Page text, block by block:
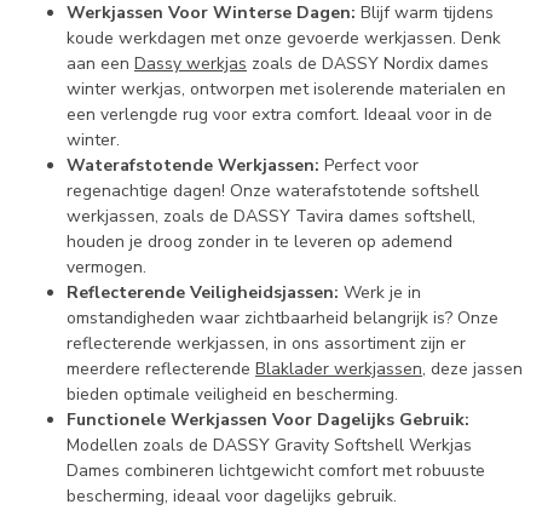
Werkjassen Voor Winterse Dagen: Blijf warm tijdens
koude werkdagen met onze gevoerde werkjassen. Denk
aan een Dassy werkjas zoals de DASSY Nordix dames
winter werkjas, ontworpen met isolerende materialen en
een verlengde rug voor extra comfort. Ideaal voor in de
winter.
Waterafstotende Werkjassen: Perfect voor
regenachtige dagen! Onze waterafstotende softshell
werkjassen, zoals de DASSY Tavira dames softshell,
houden je droog zonder in te leveren op ademend
vermogen.
Reflecterende Veiligheidsjassen: Werk je in
omstandigheden waar zichtbaarheid belangrijk is? Onze
reflecterende werkjassen, in ons assortiment zijn er
meerdere reflecterende Blaklader werkjassen, deze jassen
bieden optimale veiligheid en bescherming.
Functionele Werkjassen Voor Dagelijks Gebruik:
Modellen zoals de DASSY Gravity Softshell Werkjas
Dames combineren lichtgewicht comfort met robuuste
bescherming, ideaal voor dagelijks gebruik.